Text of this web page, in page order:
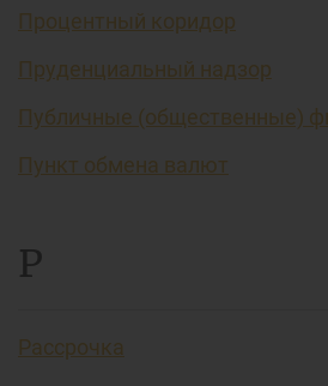
Процентный коридор
Пруденциальный надзор
Публичные (общественные)
Пункт обмена валют
Р
Рассрочка